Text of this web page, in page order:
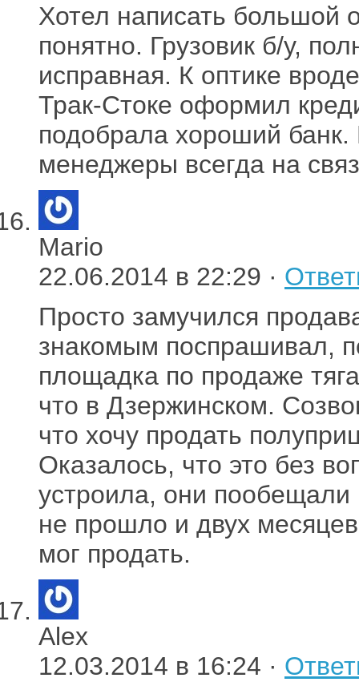
Хотел написать большой
понятно. Грузовик б/у,
исправная. К оптике
Трак-Стоке оформил
подобрала хороший банк.
менеджеры всегда на
Mario
22.06.2014 в 22:29 ·
Просто замучился
знакомым поспрашивал,
площадка по продаже
что в Дзержинском.
что хочу продать
Оказалось, что это без
устроила, они пообещали
не прошло и двух
мог продать.
Alex
12.03.2014 в 16:24 ·